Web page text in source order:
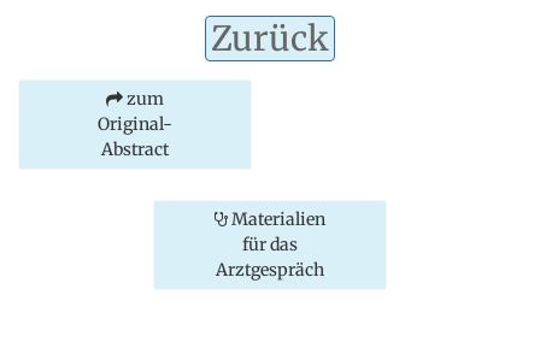
Zurück
zum
Original-
Abstract
Materialien
für das
Arztgespräch